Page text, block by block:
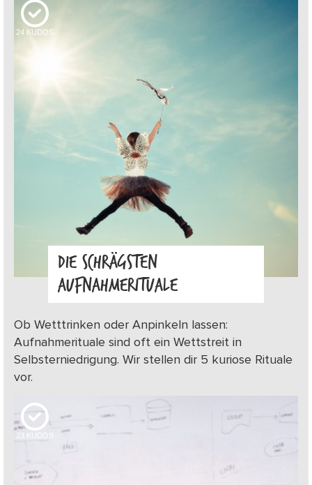
24 KUDOS
DIE SCHRÄGSTEN
AUFNAHMERITUALE
Ob Wetttrinken oder Anpinkeln lassen:
Aufnahmerituale sind oft ein Wettstreit in
Selbsterniedrigung. Wir stellen dir 5 kuriose Rituale
vor.
23 KUDOS